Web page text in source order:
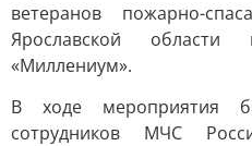
ветеранов пожарно-
Ярославской
«Миллениум».
В ходе мероприятия
сотрудников МЧС